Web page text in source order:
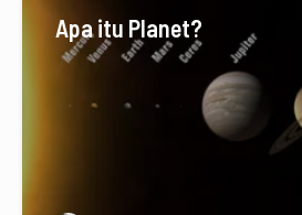
Apa itu Planet?